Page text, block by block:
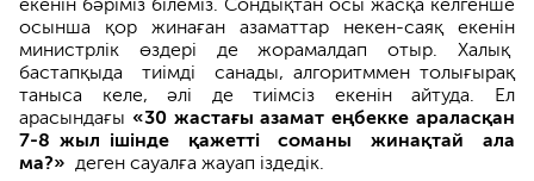
осынша қор жинаған­ азаматтар некен-саяқ екенін
министрлік өздері де жорамалдап отыр. Халық
бастапқыда тиімді санад­ы, алгоритммен толығырақ
таныс­а келе, әлі де тиімсіз екенін айтуд­а. Ел
арасындағы «30 жастағы азамат еңбекке араласқан
7-8 жыл ішінде қажетті соманы жинақтай ала
ма?» деген сауалға жауап іздедік.